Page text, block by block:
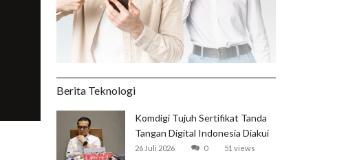
Berita Teknologi
Komdigi Tujuh Sertifikat Tanda
Tangan Digital Indonesia Diakui
Global
26 Juli 2026 0 51 views